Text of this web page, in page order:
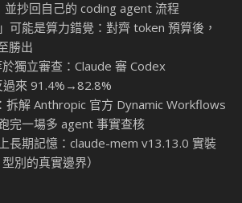
並抄回自己的 coding agent 流程
可能是算力錯覺：對齊 token 預算後，
勝出
獨立審查：Claude 審 Codex
來 91.4%→82.8%
拆解 Anthropic 官方 Dynamic Workflows
完一場多 agent 事實查核
長期記憶：claude-mem v13.13.0 實裝
別的真實邊界）